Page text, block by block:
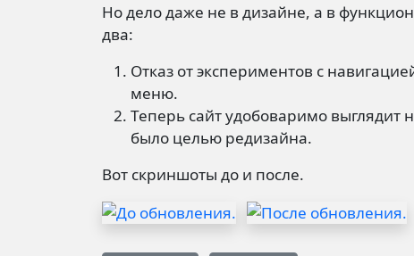
Но дело даже не в дизайне, а в
два:
Отказ от экспериментов с
меню.
Теперь сайт удобоваримо выглядит
было целью редизайна.
Вот скриншоты до и после.